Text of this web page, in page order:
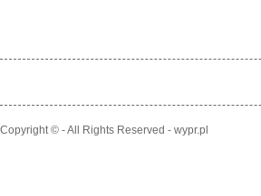
Copyright © - All Rights Reserved - wypr.pl